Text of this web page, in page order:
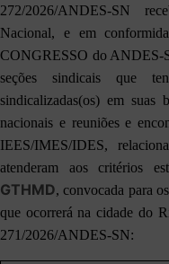
272/2026/ANDES-SN
Nacional, e em
CONGRESSO do ANDES-
seções sindicais que
sindicalizadas(os) em suas
nacionais e reuniões e
IEES/IMES/IDES,
atenderam aos critérios
GTHMD, convocada para os
que ocorrerá na cidade do
271/2026/ANDES-SN: